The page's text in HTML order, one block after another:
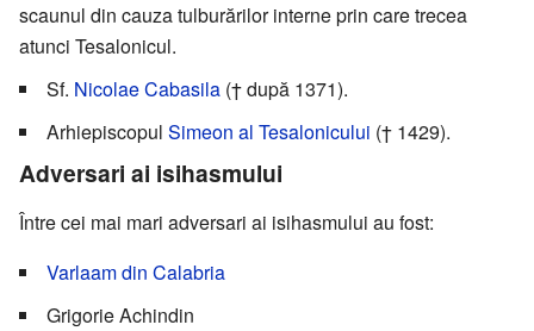
scaunul din cauza tulburărilor interne prin care trecea
atunci Tesalonicul.
Sf. Nicolae Cabasila († după 1371).
Arhiepiscopul Simeon al Tesalonicului († 1429).
Adversari ai isihasmului
Între cei mai mari adversari ai isihasmului au fost:
Varlaam din Calabria
Grigorie Achindin